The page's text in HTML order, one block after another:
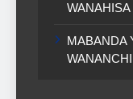
WANAHISA
MABANDA